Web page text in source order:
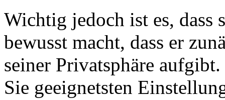
Wichtig jedoch ist es, dass
bewusst macht, dass er
seiner Privatsphäre
Sie geeignetsten